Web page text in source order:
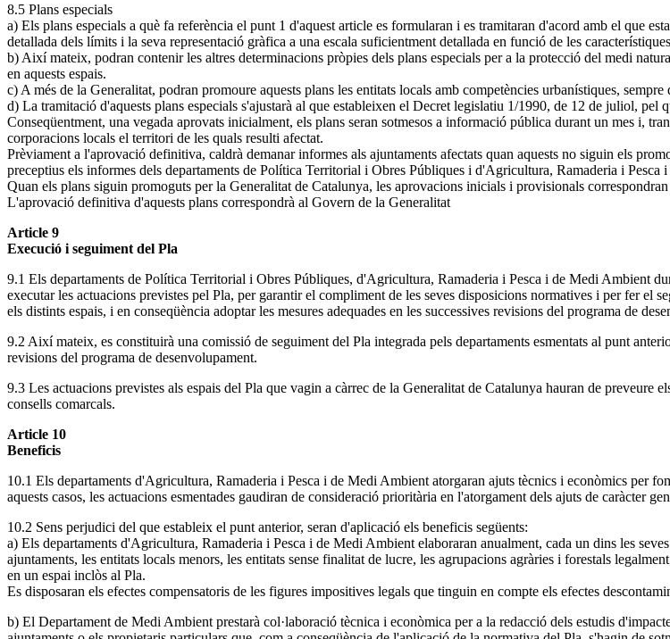
8.5 Plans especials
a) Els plans especials a què fa referència el punt 1 d'aquest article es formularan i es tramitaran d'acord amb el que
detallada dels límits i la seva representació gràfica a una escala suficientment detallada en funció de les
b) Així mateix, podran contenir les altres determinacions pròpies dels plans especials per a la protecció del medi
en aquests espais.
c) A més de la Generalitat, podran promoure aquests plans les entitats locals amb competències urbanístiques,
d) La tramitació d'aquests plans especials s'ajustarà al que estableixen el Decret legislatiu 1/1990, de 12 de juliol,
Conseqüentment, una vegada aprovats inicialment, els plans seran sotmesos a informació pública durant un mes i,
corporacions locals el territori de les quals resulti afectat.
Prèviament a l'aprovació definitiva, caldrà demanar informes als ajuntaments afectats quan aquests no siguin els
preceptius els informes dels departaments de Política Territorial i Obres Públiques i d'Agricultura, Ramaderia i Pesca
Quan els plans siguin promoguts per la Generalitat de Catalunya, les aprovacions inicials i provisionals
L'aprovació definitiva d'aquests plans correspondrà al Govern de la Generalitat
Article 9
Execució i seguiment del Pla
9.1 Els departaments de Política Territorial i Obres Públiques, d'Agricultura, Ramaderia i Pesca i de Medi Ambient
executar les actuacions previstes pel Pla, per garantir el compliment de les seves disposicions normatives i per fer el
els distints espais, i en conseqüència adoptar les mesures adequades en les successives revisions del programa de
9.2 Així mateix, es constituirà una comissió de seguiment del Pla integrada pels departaments esmentats al punt
revisions del programa de desenvolupament.
9.3 Les actuacions previstes als espais del Pla que vagin a càrrec de la Generalitat de Catalunya hauran de preveure
consells comarcals.
Article 10
Beneficis
10.1 Els departaments d'Agricultura, Ramaderia i Pesca i de Medi Ambient atorgaran ajuts tècnics i econòmics per
aquests casos, les actuacions esmentades gaudiran de consideració prioritària en l'atorgament dels ajuts de caràcter
10.2 Sens perjudici del que estableix el punt anterior, seran d'aplicació els beneficis següents:
a) Els departaments d'Agricultura, Ramaderia i Pesca i de Medi Ambient elaboraran anualment, cada un dins les
ajuntaments, les entitats locals menors, les entitats sense finalitat de lucre, les agrupacions agràries i forestals
en un espai inclòs al Pla.
Es disposaran els efectes compensatoris de les figures impositives legals que tinguin en compte els efectes
b) El Departament de Medi Ambient prestarà col·laboració tècnica i econòmica per a la redacció dels estudis